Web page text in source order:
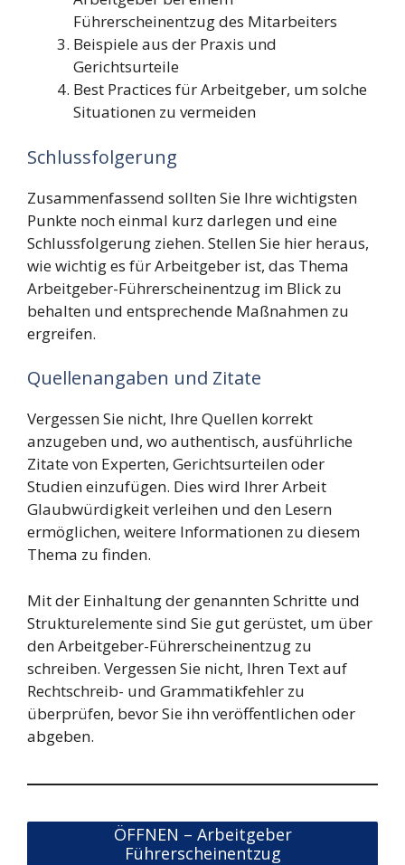
Führerscheinentzug des Mitarbeiters
Beispiele aus der Praxis und
Gerichtsurteile
Best Practices für Arbeitgeber, um solche
Situationen zu vermeiden
Schlussfolgerung
Zusammenfassend sollten Sie Ihre wichtigsten
Punkte noch einmal kurz darlegen und eine
Schlussfolgerung ziehen. Stellen Sie hier heraus,
wie wichtig es für Arbeitgeber ist, das Thema
Arbeitgeber-Führerscheinentzug im Blick zu
behalten und entsprechende Maßnahmen zu
ergreifen.
Quellenangaben und Zitate
Vergessen Sie nicht, Ihre Quellen korrekt
anzugeben und, wo authentisch, ausführliche
Zitate von Experten, Gerichtsurteilen oder
Studien einzufügen. Dies wird Ihrer Arbeit
Glaubwürdigkeit verleihen und den Lesern
ermöglichen, weitere Informationen zu diesem
Thema zu finden.
Mit der Einhaltung der genannten Schritte und
Strukturelemente sind Sie gut gerüstet, um über
den Arbeitgeber-Führerscheinentzug zu
schreiben. Vergessen Sie nicht, Ihren Text auf
Rechtschreib- und Grammatikfehler zu
überprüfen, bevor Sie ihn veröffentlichen oder
abgeben.
ÖFFNEN – Arbeitgeber
Führerscheinentzug